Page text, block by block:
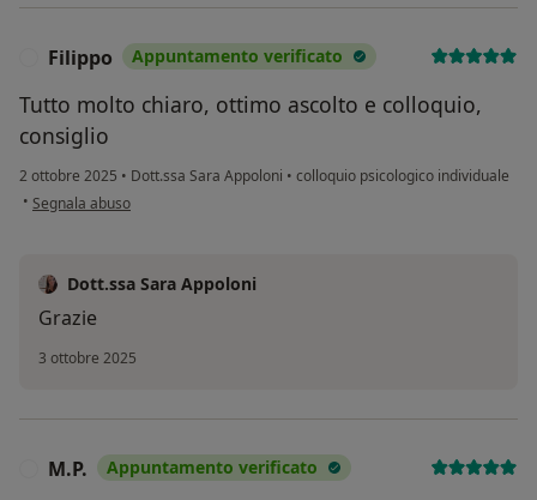
Filippo Appuntamento verificato
Tutto molto chiaro, ottimo ascolto e colloquio,
consiglio
2 ottobre 2025 • Dott.ssa Sara Appoloni • colloquio psicologico individuale
• secondo l'opinione dell'utente Filippo
Segnala abuso
Dott.ssa Sara Appoloni
Grazie
3 ottobre 2025
M.P. Appuntamento verificato